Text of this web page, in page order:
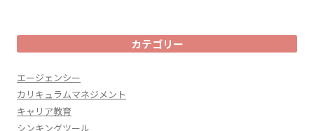
カテゴリー
エージェンシー
カリキュラムマネジメント
キャリア教育
シンキングツール